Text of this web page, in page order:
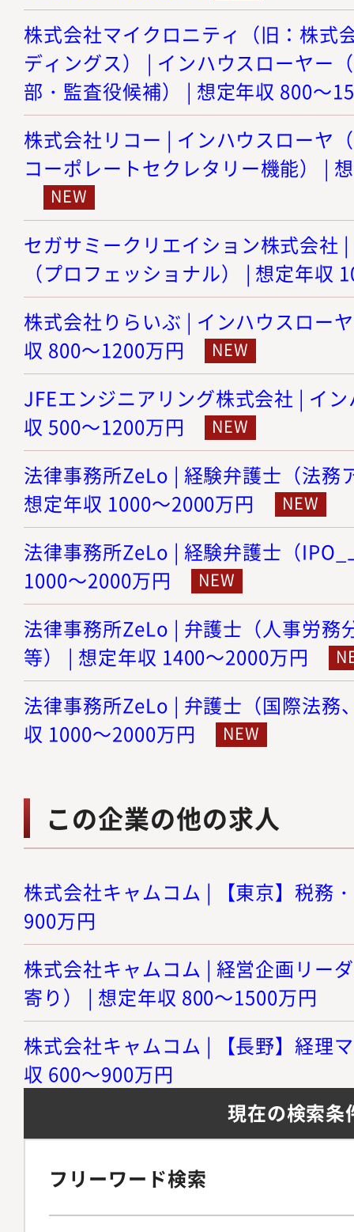
株式会社マイクロニティ（旧：株式
ディングス） | インハウスローヤー
部・監査役候補） | 想定年収 800～
株式会社リコー | インハウスローヤ
コーポレートセクレタリー機能） |
セガサミークリエイション株式会社
（プロフェッショナル） | 想定年収
株式会社りらいぶ | インハウスロー
収 800～1200万円
JFEエンジニアリング株式会社 | イ
収 500～1200万円
法律事務所ZeLo | 経験弁護士（法務
想定年収 1000～2000万円
法律事務所ZeLo | 経験弁護士（
1000～2000万円
法律事務所ZeLo | 弁護士（人事労務
等） | 想定年収 1400～2000万円
法律事務所ZeLo | 弁護士（国際法務
収 1000～2000万円
この企業の他の求人
株式会社キャムコム | 【東京】税務
900万円
株式会社キャムコム | 経営企画リー
寄り） | 想定年収 800～1500万円
株式会社キャムコム | 【長野】経理
収 600～900万円
現在の検索条
フリーワード検索